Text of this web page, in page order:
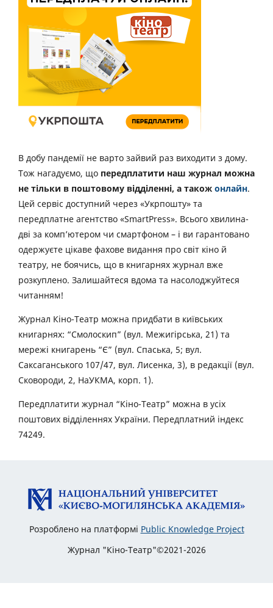
В добу пандемії не варто зайвий раз виходити з дому.
Тож нагадуємо, що передплатити наш журнал можна
не тільки в поштовому відділенні, а також онлайн.
Цей сервіс доступний через «Укрпошту» та
передплатне агентство «SmartPress». Всього хвилина-
дві за комп’ютером чи смартфоном – і ви гарантовано
одержуєте цікаве фахове видання про світ кіно й
театру, не боячись, що в книгарнях журнал вже
розкуплено. Залишайтеся вдома та насолоджуйтеся
читанням!
Журнал Кіно-Театр можна придбати в київських
книгарнях: “Смолоскип” (вул. Межигірська, 21) та
мережі книгарень “Є” (вул. Спаська, 5; вул.
Саксаганського 107/47, вул. Лисенка, 3), в редакції (вул.
Сковороди, 2, НаУКМА, корп. 1).
Передплатити журнал “Кіно-Театр” можна в усіх
поштових відділеннях України. Передплатний індекс
74249.
Розроблено на платформі Public Knowledge Project
Журнал "Кіно-Театр"©2021-2026